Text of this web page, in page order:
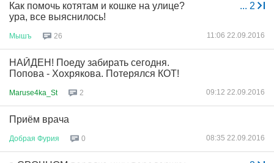
... 2
Как помочь котятам и кошке на улице?
ура, все выяснилось!
Мышъ 26 11:06 22.09.2016
НАЙДЕН! Поеду забирать сегодня.
Попова - Хохрякова. Потерялся КОТ!
Maruse4ka_St 2 09:12 22.09.2016
Приём врача
Добрая Фурия 0 08:35 22.09.2016